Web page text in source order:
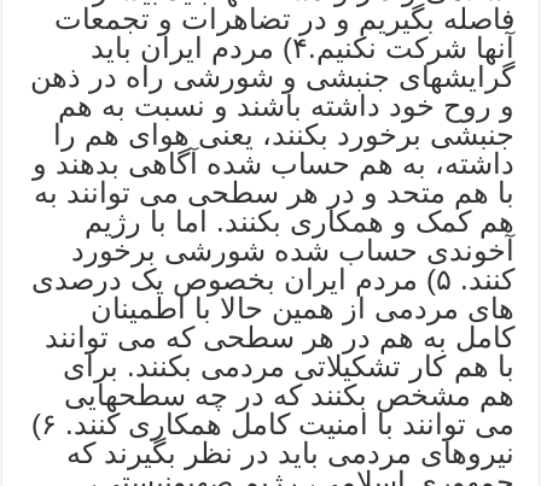
فاصله بگیریم و در تضاهرات و تجمعات
آنها شرکت نکنیم.۴) مردم ایران باید
گرایشهای جنبشی و شورشی راه در ذهن
و روح خود داشته باشند و نسبت به هم
جنبشی برخورد بکنند، یعنی هوای هم را
داشته، به هم حساب شده آگاهی بدهند و
با هم متحد و در هر سطحی می توانند به
هم کمک و همکاری بکنند. اما با رژیم
آخوندی حساب شده شورشی برخورد
کنند. ۵) مردم ایران بخصوص یک درصدی
های مردمی از همین حالا با اطمینان
کامل به هم در هر سطحی که می توانند
با هم کار تشکیلاتی مردمی بکنند. برای
هم مشخص بکنند که در چه سطحهایی
می توانند با امنیت کامل همکاری کنند. ۶)
نیروهای مردمی باید در نظر بگیرند که